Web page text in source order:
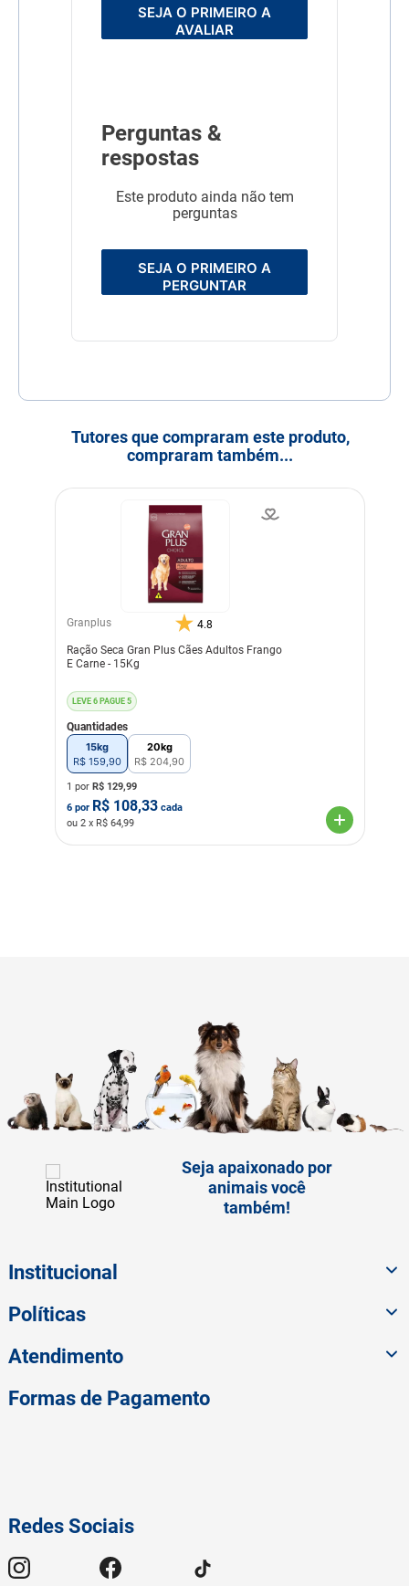
SEJA O PRIMEIRO A
AVALIAR
Perguntas &
respostas
Este produto ainda não tem
perguntas
SEJA O PRIMEIRO A
PERGUNTAR
Tutores que compraram este produto,
compraram também...
Granplus 4.8
Ração Seca Gran Plus Cães Adultos Frango
E Carne - 15Kg
LEVE 6 PAGUE 5
Quantidades
15kg
R$ 159,90
20kg
R$ 204,90
1 por R$ 129,99
6 por R$ 108,33 cada
ou 2 x R$ 64,99
Seja apaixonado por
animais você
também!
Institucional
Políticas
Atendimento
Redes Sociais
Formas de Pagamento